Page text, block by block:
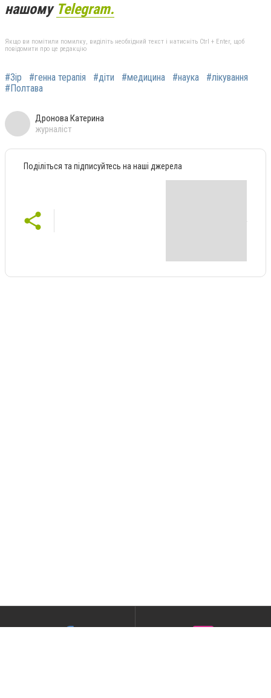
нашому Telegram.
Якщо ви помітили помилку, виділіть необхідний текст і натисніть Ctrl + Enter, щоб
повідомити про це редакцію
#Зір #генна терапія #діти #медицина #наука
#лікування
#Полтава
Дронова Катерина
журналіст
Поділіться та підписуйтесь на наші джерела